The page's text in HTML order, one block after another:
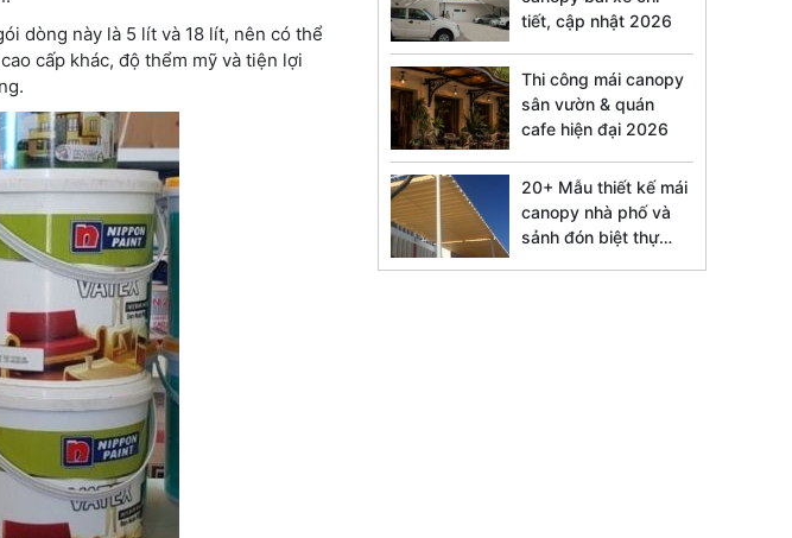
dòng này là 5 lít và 18 lít, nên có thể
cấp khác, độ thểm mỹ và tiện lợi
tiết, cập nhật 2026
Thi công mái canopy
sân vườn & quán
cafe hiện đại 2026
20+ Mẫu thiết kế mái
canopy nhà phố và
sảnh đón biệt thự